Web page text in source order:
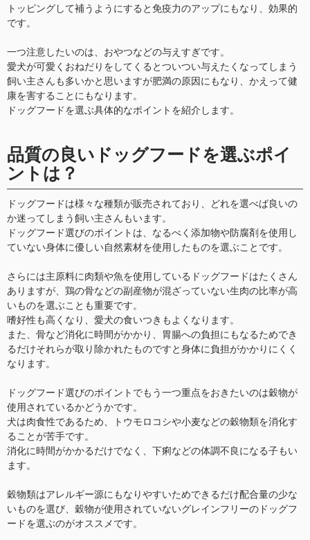
トッピングして補うようにすると免疫力のアップにもなり、効果的
です。
一つ注意したいのは、おやつなどの与えすぎです。
愛犬が可愛くおねだりをしてくるとついつい与えたくなってしまう
飼い主さんも多いかと思いますが肥満の原因にもなり、かえって健
康を害することにもなります。
ドッグフードを選ぶ具体的なポイントを紹介します。
品質の良いドッグフードを選ぶポイ
ントは？
ドッグフードは様々な種類が販売されており、どれを選べば良いの
か迷ってしまう飼い主さんもいます。
ドッグフード選びのポイントは、なるべく添加物や防腐剤を使用し
ていない身体に優しい自然素材を使用したものを選ぶことです。
さらには主原料に肉類や魚を使用しているドッグフードはたくさん
ありますが、鶏の骨などの副産物が混ざっていない生肉の比率が高
いものを選ぶことも重要です。
嗜好性も高くなり、愛犬の食いつきもよくなります。
また、骨など消化に時間がかかり、胃腸への負担にもなるためでき
るだけそれらが取り除かれたものですと身体に負担がかかりにくく
なります。
ドッグフード選びのポイントでもう一つ重点をおきたいのは穀物が
使用されているかどうかです。
犬は肉食性であるため、トウモロコシや小麦などの穀物類を消化す
ることが苦手です。
消化に時間がかかるだけでなく、下痢などの体調不良になる子もい
ます。
穀物類はアレルギー源にもなりやすいためできるだけ配合量の少な
いものを選び、穀物が使用されていないグレインフリーのドッグフ
ードを選ぶのがオススメです。